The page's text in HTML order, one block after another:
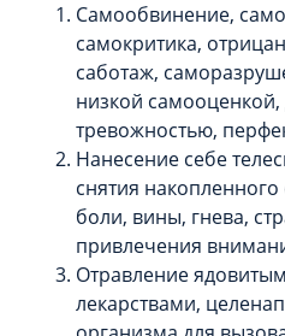
Самообвинение,
самокритика,
саботаж,
низкой самооценкой,
тревожностью,
Нанесение себе
снятия
боли, вины, гнева,
привлечения
Отравление
лекарствами,